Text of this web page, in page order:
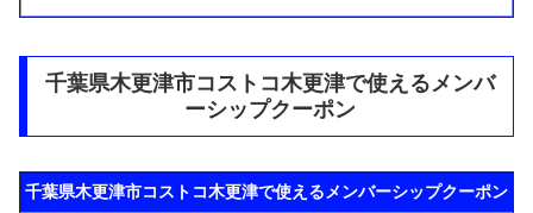
千葉県木更津市コストコ木更津で使えるメンバ
ーシップクーポン
千葉県木更津市コストコ木更津で使えるメンバーシップクーポン